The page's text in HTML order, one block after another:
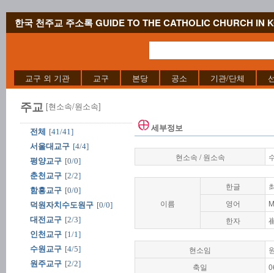
한국 천주교 주소록 GUIDE TO THE CATHOLIC CHURCH IN
교구 외 기관 교구 본당 공소 기관/단체
주교 [현소속/원소속]
전체
[41/41]
서울대교구 [4/4]
평양교구 [0/0]
춘천교구 [2/2]
함흥교구 [0/0]
덕원자치수도원구 [0/0]
대전교구 [2/3]
인천교구 [1/1]
수원교구 [4/5]
원주교구 [2/2]
세부정보
현소속 / 원소속
이름
한글
영어
한자
현소임
축일